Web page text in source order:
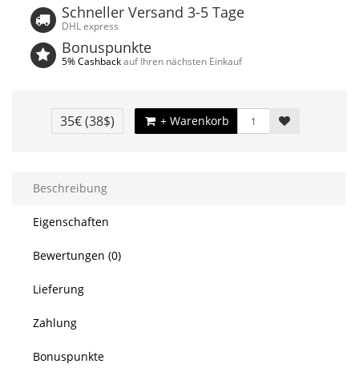
Schneller Versand 3-5 Tage
DHL express
Bonuspunkte
5% Cashbackauf Ihren nächsten Einkauf
35€(38$) + Warenkorb
Beschreibung
Eigenschaften
Bewertungen (0)
Lieferung
Zahlung
Bonuspunkte